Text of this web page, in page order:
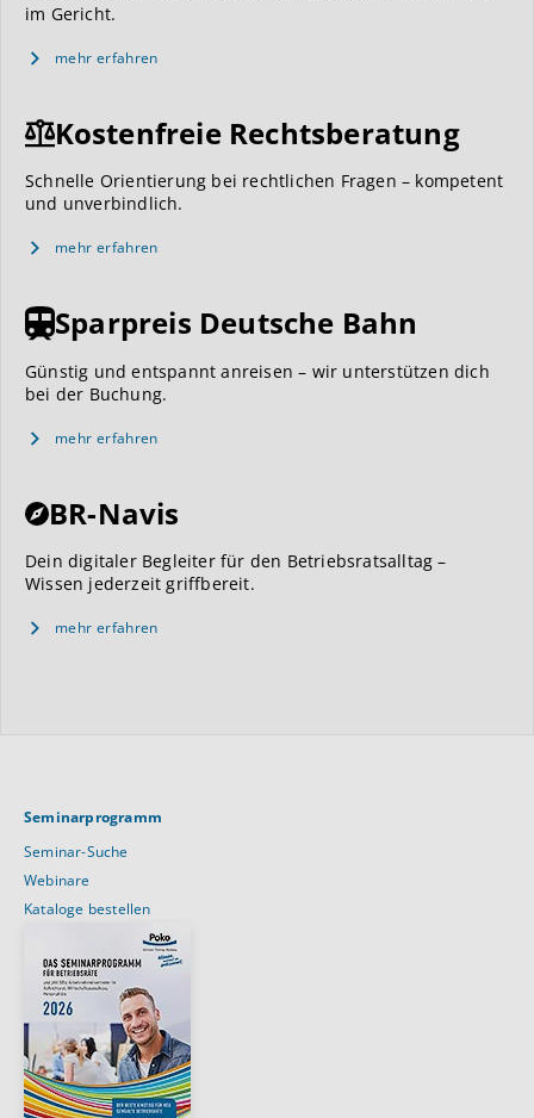
im Gericht.
mehr erfahren
Kostenfreie Rechtsberatung
Schnelle Orientierung bei rechtlichen Fragen – kompetent
und unverbindlich.
mehr erfahren
Sparpreis Deutsche Bahn
Günstig und entspannt anreisen – wir unterstützen dich
bei der Buchung.
mehr erfahren
BR-Navis
Dein digitaler Begleiter für den Betriebsratsalltag –
Wissen jederzeit griffbereit.
mehr erfahren
Seminarprogramm
Seminar-Suche
Webinare
Kataloge bestellen